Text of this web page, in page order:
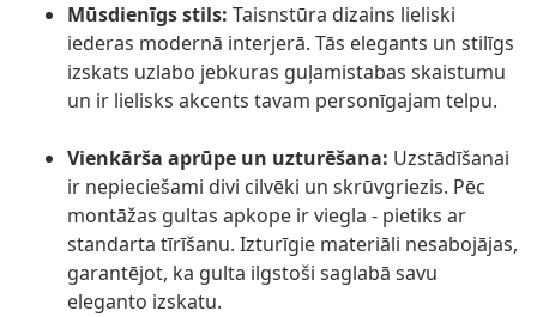
Mūsdienīgs stils: Taisnstūra dizains lieliski
iederas modernā interjerā. Tās elegants un stilīgs
izskats uzlabo jebkuras guļamistabas skaistumu
un ir lielisks akcents tavam personīgajam telpu.
Vienkārša aprūpe un uzturēšana: Uzstādīšanai
ir nepieciešami divi cilvēki un skrūvgriezis. Pēc
montāžas gultas apkope ir viegla - pietiks ar
standarta tīrīšanu. Izturīgie materiāli nesabojājas,
garantējot, ka gulta ilgstoši saglabā savu
eleganto izskatu.